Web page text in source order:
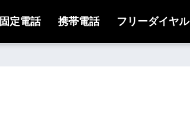
固定電話 携帯電話 フリーダイヤル